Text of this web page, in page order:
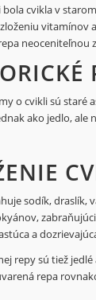
cvikla v
vitamínov
neoceniteľnou
o cvikli sú staré
ako jedlo, ale
sodík, draslík,
a
repy sú tiež
repa